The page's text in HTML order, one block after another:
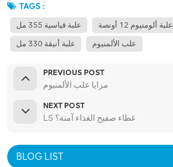
TAGS :
علبة قياسية 355 مل علبة ألومنيوم 12 أونصة
علبة أنيقة 330 مل علب الألمنيوم
PREVIOUS POST
مزايا علب الألمنيوم
NEXT POST
LS غطاء صفيح الغذاء آمنة؟
BLOG LIST